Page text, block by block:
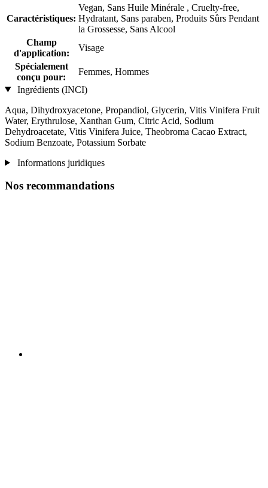
Caractéristiques:
Vegan, Sans Huile Minérale , Cruelty-free,
Hydratant, Sans paraben, Produits Sûrs Pendant
la Grossesse, Sans Alcool
Champ
d'application:
Visage
Spécialement
conçu pour:
Femmes, Hommes
Ingrédients (INCI)
Aqua, Dihydroxyacetone, Propandiol, Glycerin, Vitis Vinifera Fruit
Water, Erythrulose, Xanthan Gum, Citric Acid, Sodium
Dehydroacetate, Vitis Vinifera Juice, Theobroma Cacao Extract,
Sodium Benzoate, Potassium Sorbate
Informations juridiques
Nos recommandations